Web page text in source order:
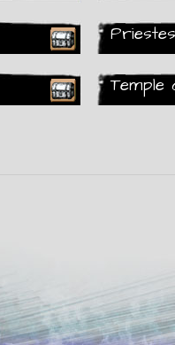
Rare
Rare
Temple